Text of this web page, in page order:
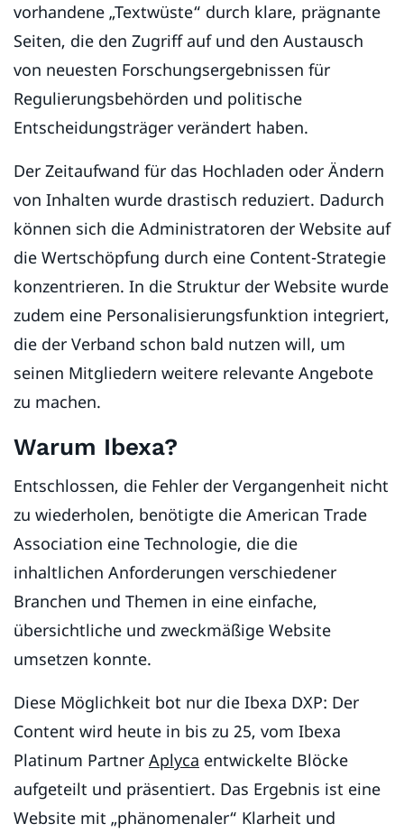
vorhandene „Textwüste“ durch klare, prägnante
Seiten, die den Zugriff auf und den Austausch
von neuesten Forschungsergebnissen für
Regulierungsbehörden und politische
Entscheidungsträger verändert haben.
Der Zeitaufwand für das Hochladen oder Ändern
von Inhalten wurde drastisch reduziert. Dadurch
können sich die Administratoren der Website auf
die Wertschöpfung durch eine Content-Strategie
konzentrieren. In die Struktur der Website wurde
zudem eine Personalisierungsfunktion integriert,
die der Verband schon bald nutzen will, um
seinen Mitgliedern weitere relevante Angebote
zu machen.
Warum Ibexa?
Entschlossen, die Fehler der Vergangenheit nicht
zu wiederholen, benötigte die American Trade
Association eine Technologie, die die
inhaltlichen Anforderungen verschiedener
Branchen und Themen in eine einfache,
übersichtliche und zweckmäßige Website
umsetzen konnte.
Diese Möglichkeit bot nur die Ibexa DXP: Der
Content wird heute in bis zu 25, vom Ibexa
Platinum Partner Aplyca entwickelte Blöcke
aufgeteilt und präsentiert. Das Ergebnis ist eine
Website mit „phänomenaler“ Klarheit und